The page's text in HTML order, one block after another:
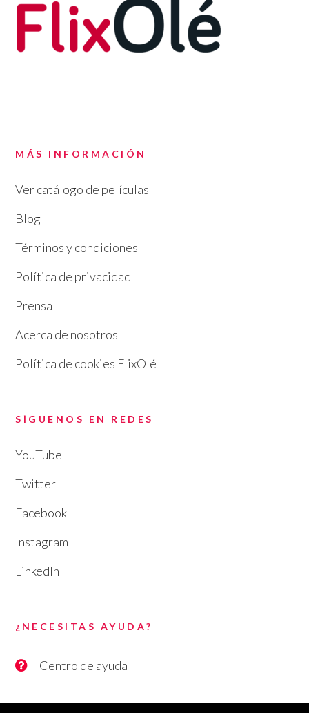
MÁS INFORMACIÓN
Ver catálogo de películas
Blog
Términos y condiciones
Política de privacidad
Prensa
Acerca de nosotros
Política de cookies FlixOlé
SÍGUENOS EN REDES
YouTube
Twitter
Facebook
Instagram
LinkedIn
¿NECESITAS AYUDA?
Centro de ayuda